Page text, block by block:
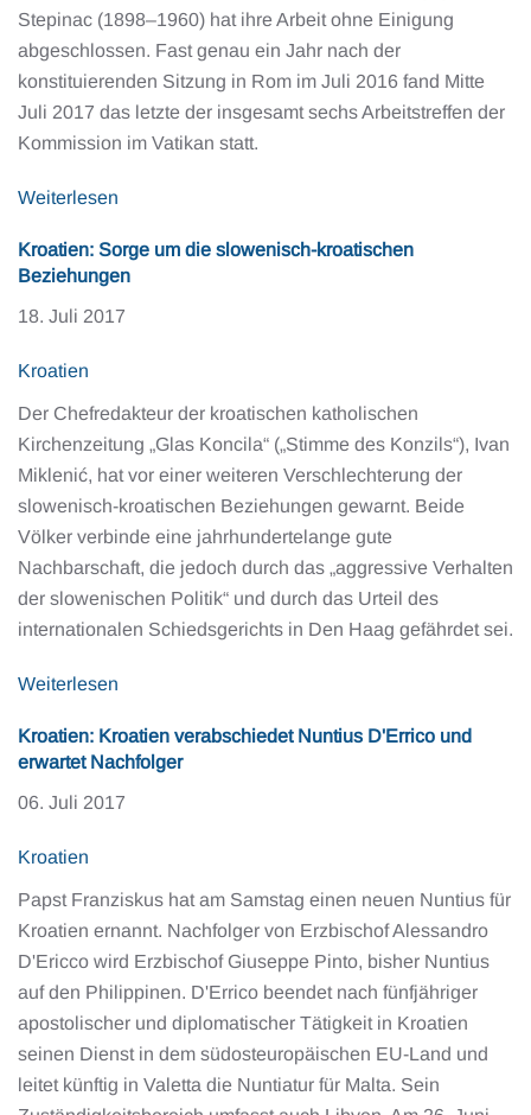
Stepinac (1898–1960) hat ihre Arbeit ohne Einigung
abgeschlossen. Fast genau ein Jahr nach der
konstituierenden Sitzung in Rom im Juli 2016 fand Mitte
Juli 2017 das letzte der insgesamt sechs Arbeitstreffen der
Kommission im Vatikan statt.
Weiterlesen
Kroatien: Sorge um die slowenisch-kroatischen
Beziehungen
18. Juli 2017
Kroatien
Der Chefredakteur der kroatischen katholischen
Kirchenzeitung „Glas Koncila“ („Stimme des Konzils“), Ivan
Miklenić, hat vor einer weiteren Verschlechterung der
slowenisch-kroatischen Beziehungen gewarnt. Beide
Völker verbinde eine jahrhundertelange gute
Nachbarschaft, die jedoch durch das „aggressive Verhalten
der slowenischen Politik“ und durch das Urteil des
internationalen Schiedsgerichts in Den Haag gefährdet sei.
Weiterlesen
Kroatien: Kroatien verabschiedet Nuntius D'Errico und
erwartet Nachfolger
06. Juli 2017
Kroatien
Papst Franziskus hat am Samstag einen neuen Nuntius für
Kroatien ernannt. Nachfolger von Erzbischof Alessandro
D'Ericco wird Erzbischof Giuseppe Pinto, bisher Nuntius
auf den Philippinen. D'Errico beendet nach fünfjähriger
apostolischer und diplomatischer Tätigkeit in Kroatien
seinen Dienst in dem südosteuropäischen EU-Land und
leitet künftig in Valetta die Nuntiatur für Malta. Sein